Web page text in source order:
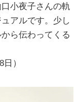
小夜子さんの軌
アルです。少し
ら伝わってくる
）